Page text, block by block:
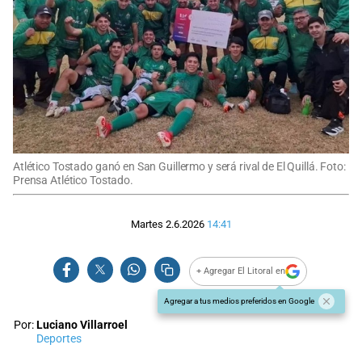
Atlético Tostado ganó en San Guillermo y será rival de El Quillá. Foto:
Prensa Atlético Tostado.
Martes 2.6.2026 14:41
+ Agregar El Litoral en
Agregar a tus medios preferidos en Google
Por:Luciano Villarroel
Deportes